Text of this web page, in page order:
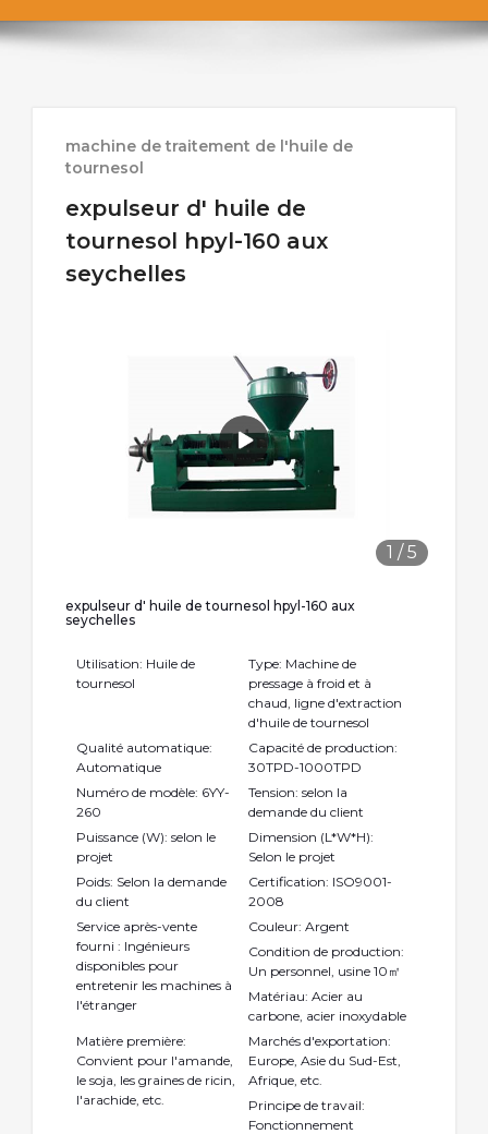
machine de traitement de l'huile de
tournesol
expulseur d' huile de
tournesol hpyl-160 aux
seychelles
1 /5
expulseur d' huile de tournesol hpyl-160 aux
seychelles
Utilisation: Huile de
tournesol
Type: Machine de
pressage à froid et à
chaud, ligne d'extraction
d'huile de tournesol
Qualité automatique:
Automatique
Capacité de production:
30TPD-1000TPD
Numéro de modèle: 6YY-
260
Tension: selon la
demande du client
Puissance (W): selon le
projet
Dimension (L*W*H):
Selon le projet
Poids: Selon la demande
du client
Certification: ISO9001-
2008
Service après-vente
fourni : Ingénieurs
disponibles pour
entretenir les machines à
l'étranger
Couleur: Argent
Condition de production:
Un personnel, usine 10㎡
Matériau: Acier au
carbone, acier inoxydable
Matière première:
Convient pour l'amande,
le soja, les graines de ricin,
l'arachide, etc.
Marchés d'exportation:
Europe, Asie du Sud-Est,
Afrique, etc.
Principe de travail:
Fonctionnement